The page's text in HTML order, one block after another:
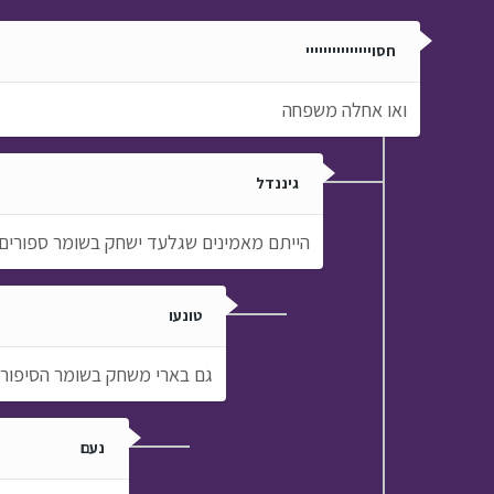
חסוייייייייייייייי
ואו אחלה משפחה
גיננדל
הייתם מאמינים שגלעד ישחק בשומר
טונעו
גם בארי משחק בשומר
נעם